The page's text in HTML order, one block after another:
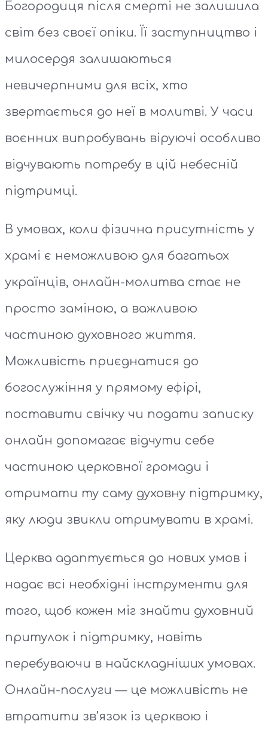
Богородиця після смерті не залишила
світ без своєї опіки. Її заступництво і
милосердя залишаються
невичерпними для всіх, хто
звертається до неї в молитві. У часи
воєнних випробувань віруючі особливо
відчувають потребу в цій небесній
підтримці.
В умовах, коли фізична присутність у
храмі є неможливою для багатьох
українців, онлайн-молитва стає не
просто заміною, а важливою
частиною духовного життя.
Можливість приєднатися до
богослужіння у прямому ефірі,
поставити свічку чи подати записку
онлайн допомагає відчути себе
частиною церковної громади і
отримати ту саму духовну підтримку,
яку люди звикли отримувати в храмі.
Церква адаптується до нових умов і
надає всі необхідні інструменти для
того, щоб кожен міг знайти духовний
притулок і підтримку, навіть
перебуваючи в найскладніших умовах.
Онлайн-послуги — це можливість не
втратити зв’язок із церквою і